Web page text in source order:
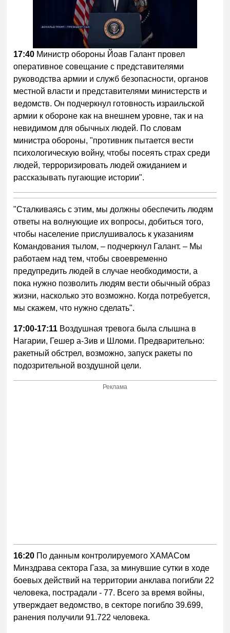
Следующее видео через
4
Отмена
17:40 Министр обороны Йоав Галант провел
оперативное совещание с представителями
руководства армии и служб безопасности, органов
местной власти и представителями министерств и
ведомств. Он подчеркнул готовность израильской
армии к обороне как на внешнем уровне, так и на
невидимом для обычных людей. По словам
министра обороны, "противник пытается вести
психологическую войну, чтобы посеять страх среди
людей, терроризировать людей ожиданием и
рассказывать пугающие истории".
"Сталкиваясь с этим, мы должны обеспечить людям
ответы на волнующие их вопросы, добиться того,
чтобы население прислушивалось к указаниям
Командования тылом, – подчеркнул Галант. – Мы
работаем над тем, чтобы своевременно
предупредить людей в случае необходимости, а
пока нужно позволить людям вести обычный образ
жизни, насколько это возможно. Когда потребуется,
мы скажем, что нужно сделать".
17:00-17:11 Воздушная тревога была слышна в
Нагарии, Гешер а-Зив и Шломи. Предварительно:
ракетный обстрел, возможно, запуск ракеты по
подозрительной воздушной цели.
Реклама
16:20 По данным контролируемого ХАМАСом
Минздрава сектора Газа, за минувшие сутки в ходе
боевых действий на территории анклава погибли 22
человека, пострадали - 77. Всего за время войны,
утверждает ведомство, в секторе погибло 39.699,
ранения получили 91.722 человека.